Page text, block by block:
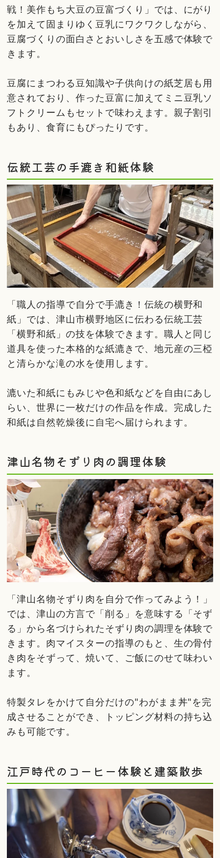
戦！美作もち大豆の豆富づくり」では、にがり
を加えて固まりゆく豆乳にワクワクしながら、
豆腐づくりの面白さとおいしさを五感で体験で
きます。
豆腐にまつわる豆知識や子供向けの紙芝居も用
意されており、作った豆富に加えてミニ豆乳ソ
フトクリームもセットで味わえます。親子割引
もあり、食育にもぴったりです。
伝統工芸の手漉き和紙体験
「職人の指導で自分で手漉き！伝統の横野和
紙」では、津山市横野地区に伝わる伝統工芸
「横野和紙」の技を体験できます。職人と同じ
道具を使った本格的な紙漉きで、地元産の三椏
と清らかな滝の水を使用します。
漉いた和紙にもみじや色和紙などを自由にあし
らい、世界に一枚だけの作品を作成。完成した
和紙は自然乾燥後に自宅へ届けられます。
津山名物そずり肉の調理体験
「津山名物そずり肉を自分で作ってみよう！」
では、津山の方言で「削る」を意味する「そず
る」から名づけられたそずり肉の調理を体験で
きます。肉マイスターの指導のもと、生の骨付
き肉をそずって、焼いて、ご飯にのせて味わい
ます。
特製タレをかけて自分だけの"わがまま丼"を完
成させることができ、トッピング材料の持ち込
みも可能です。
江戸時代のコーヒー体験と建築散歩